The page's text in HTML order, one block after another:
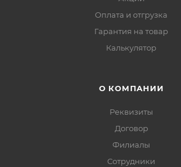
Оплата и отгрузка
Гарантия на товар
Калькулятор
О КОМПАНИИ
Реквизиты
Договор
Филиалы
Сотрудники